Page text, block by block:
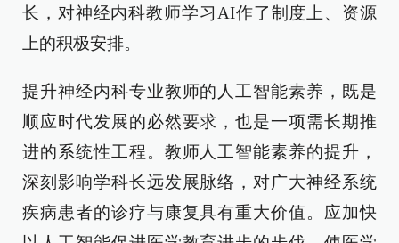
长，对神经内科教师学习AI作了制度上、资源
上的积极安排。
提升神经内科专业教师的人工智能素养，既是
顺应时代发展的必然要求，也是一项需长期推
进的系统性工程。教师人工智能素养的提升，
深刻影响学科长远发展脉络，对广大神经系统
疾病患者的诊疗与康复具有重大价值。应加快